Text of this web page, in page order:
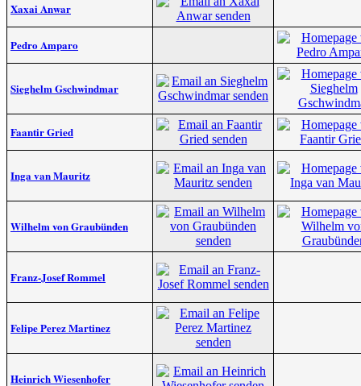
Xaxai Anwar
Pedro Amparo
Sieghelm Gschwindmar
Faantir Gried
Inga van Mauritz
Wilhelm von Graubünden
Franz-Josef Rommel
Felipe Perez Martinez
Heinrich Wiesenhofer